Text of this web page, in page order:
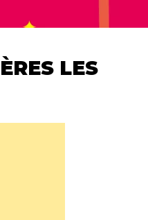
LES